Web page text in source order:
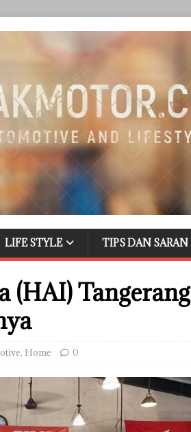
LIFE STYLE TIPS DAN SARAN
(HAI) Tangerang
, Home 0